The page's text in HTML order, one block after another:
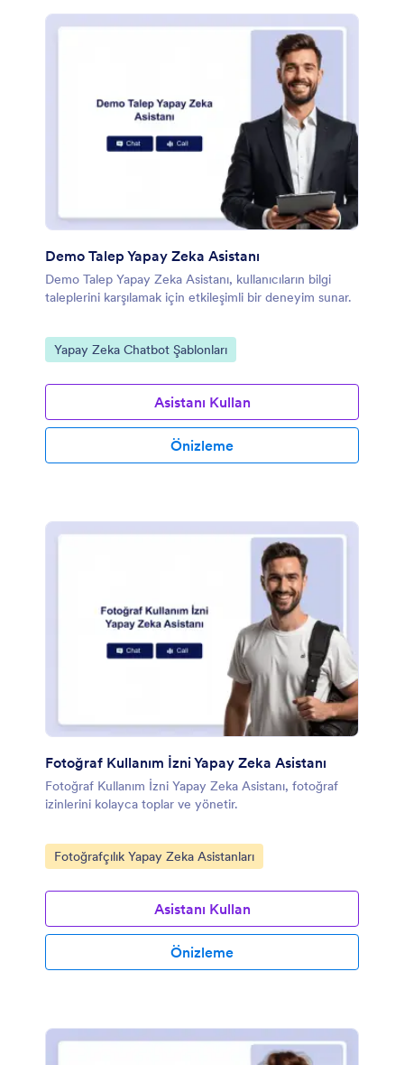
Demo Talep Yapay Zeka Asistanı
Demo Talep Yapay Zeka Asistanı, kullanıcıların bilgi
taleplerini karşılamak için etkileşimli bir deneyim sunar.
Kategoriye git:
Yapay Zeka Chatbot Şablonları
Asistanı Kullan
Önizleme
Fotoğraf Kullanım İzni Yapay Zeka Asistanı
Fotoğraf Kullanım İzni Yapay Zeka Asistanı, fotoğraf
izinlerini kolayca toplar ve yönetir.
Kategoriye git:
Fotoğrafçılık Yapay Zeka Asistanları
Asistanı Kullan
Önizleme